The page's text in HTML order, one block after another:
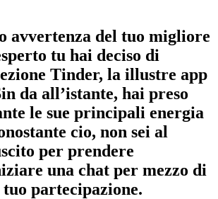
avvertenza del tuo migliore
tu hai deciso di
Tinder, la illustre app
da all’istante, hai preso
le sue principali energia
cio, non sei al
per prendere
una chat per mezzo di
partecipazione.